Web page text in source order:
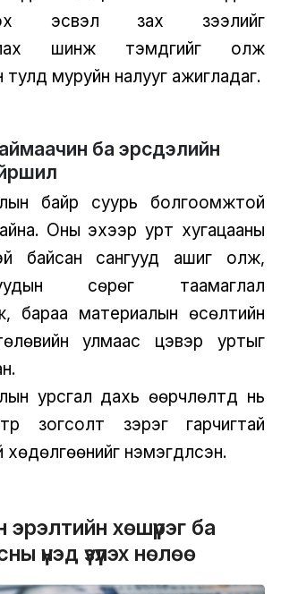
эсвэл зах зээлийг
шинж тэмдгийг олж
муруйн налууг ажигладаг.
ба эрсдэлийн
байр суурь болгоомжтой
Оны эхээр урт хугацааны
байсан сангууд ашиг олж,
сөрөг таамаглал
бараа материалын өсөлтийн
улмаас цэвэр уртыг
урсгал дахь өөрчлөлтүүд нь
зогсолт зэрэг гарчигтай
нэмэгдүүлсэн.
эрэлтийн хөшүүрэг ба
үнэд үзүүлэх нөлөө